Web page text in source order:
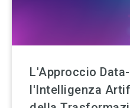
L'Approccio
l'Intelligenza